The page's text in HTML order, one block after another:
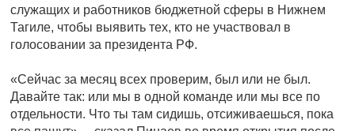
служащих и работников бюджетной сферы в Нижнем
Тагиле, чтобы выявить тех, кто не участвовал в
голосовании за президента РФ.
«Сейчас за месяц всех проверим, был или не был.
Давайте так: или мы в одной команде или мы все по
отдельности. Что ты там сидишь, отсиживаешься, пока